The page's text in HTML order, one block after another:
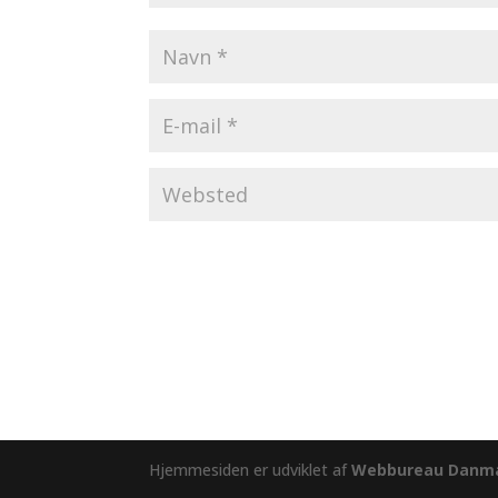
Hjemmesiden er udviklet afWebbureau